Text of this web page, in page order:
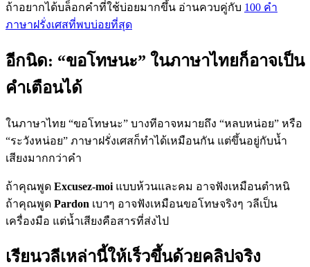
ถ้าอยากได้บล็อกคำที่ใช้บ่อยมากขึ้น อ่านควบคู่กับ 100 คำ
ภาษาฝรั่งเศสที่พบบ่อยที่สุด
อีกนิด: “ขอโทษนะ” ในภาษาไทยก็อาจเป็น
คำเตือนได้
ในภาษาไทย “ขอโทษนะ” บางทีอาจหมายถึง “หลบหน่อย” หรือ
“ระวังหน่อย” ภาษาฝรั่งเศสก็ทำได้เหมือนกัน แต่ขึ้นอยู่กับน้ำ
เสียงมากกว่าคำ
ถ้าคุณพูด Excusez-moi แบบห้วนและคม อาจฟังเหมือนตำหนิ
ถ้าคุณพูด Pardon เบาๆ อาจฟังเหมือนขอโทษจริงๆ วลีเป็น
เครื่องมือ แต่น้ำเสียงคือสารที่ส่งไป
เรียนวลีเหล่านี้ให้เร็วขึ้นด้วยคลิปจริง